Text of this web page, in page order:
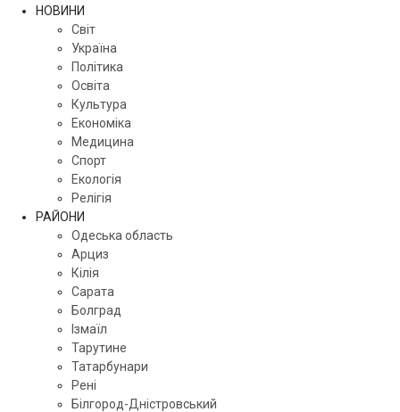
НОВИНИ
Світ
Україна
Політика
Освіта
Культура
Економіка
Медицина
Спорт
Екологія
Релігія
РАЙОНИ
Одеська область
Арциз
Кілія
Сарата
Болград
Ізмаїл
Тарутине
Татарбунари
Рені
Білгород-Дністровський